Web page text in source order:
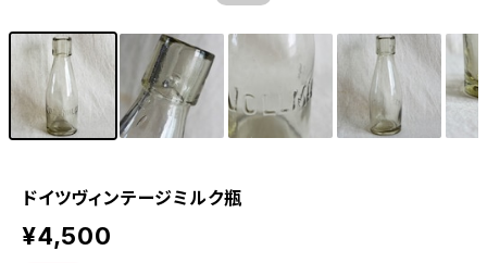
ドイツヴィンテージミルク瓶
¥4,500